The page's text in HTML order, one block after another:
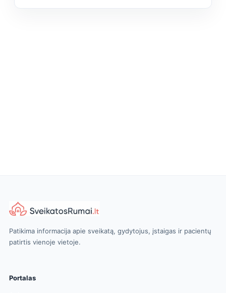
Patikima informacija apie sveikatą, gydytojus, įstaigas ir pacientų
patirtis vienoje vietoje.
Portalas